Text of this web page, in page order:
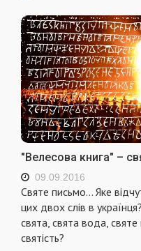
"Велесова книга" –
09.09.2016
Святе письмо... Яке
цих двох слів в
свята, свята вода, святе
святість?